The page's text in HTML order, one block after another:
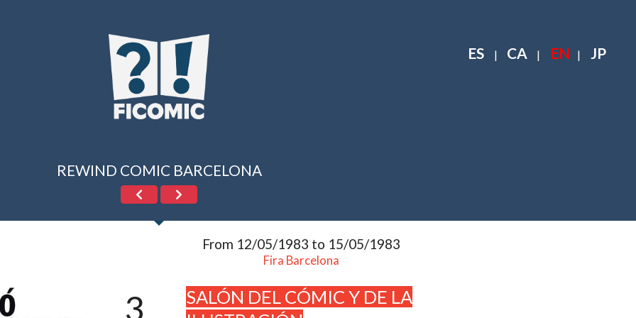
ES | CA | EN | JP
REWIND COMIC BARCELONA
From 12/05/1983 to 15/05/1983
Fira Barcelona
3
SALÓN DEL CÓMIC Y DE LA